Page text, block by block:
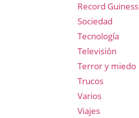
Record Guiness
Sociedad
Tecnología
Televisión
Terror y miedo
Trucos
Varios
Viajes